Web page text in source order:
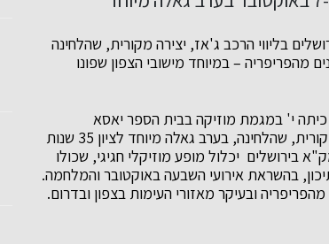
בליווי הרכב ג'אז, יצירה מקורית, שהלחינה
מהפריפריה – במיוחד מישובי הצפון שפונו
י' במגמת מוזיקה בבית הספר יאסא
למצטיינים, תשיר על בימת הגאלה באימק"א ירושלים, יצירה מקורית, שהלחינה, בערב גאלה מיוחד לציון 35 שנות
ערב הגאלה החגיגי, שייערך ב 7 במאי בימק"א בירושלים יכלול מופע מוזיקלי חגיגי, שכולו
בהשראת אירועי השבעה באוקטובר והמלחמה.
ובעיקר מאזורי העימות בצפון ובדרום.